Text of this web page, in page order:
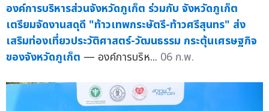
องค์การบริหารส่วนจังหวัดภูเก็ต ร่วมกับ จังหวัดภูเก็ต
เตรียมจัดงานสดุดี "ท้าวเทพกระษัตรี-ท้าวศรีสุนทร" ส่ง
เสริมท่องเที่ยวประวัติศาสตร์-วัฒนธรรม กระตุ้นเศรษฐกิจ
ของจังหวัดภูเก็ต — องค์การบริห... 06 ก.พ.